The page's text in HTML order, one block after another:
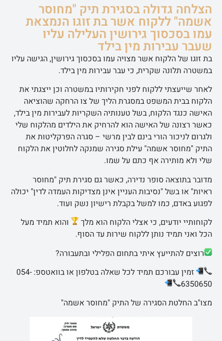
הצלחה גדולה בסגירת תיק "מחוסר
אשמה" ללקוח אשר בת זוגו הנמצאת
עמו בסכסוך גירושין העלילה עליו
שעבר עבירות מין בילד
בת זוגו של הלקוח אשר מצויה עמו בסכסוך גירושין, הגישה עליו
במשטרה תלונה שקרית, כי עבר עבירות מין בילד.
לאחר שייעצתי ללקוח לפני חקירותיו במשטרה וכן ייצגתי את
הלקוח בבית המשפט במסגרת הליך של צו הרחקה שהוציאה
האישה כנגד הלקוח, בשל טענותיה השקריות לעבירות מין בילד,
כאשר רצונה של האישה הוא להרחיק את הילדים מהלקוח שלי
ולגרום לניכור הורי בינם לבין מרשי – סגרה הפרקליטות את
התיק "מחוסר אשמה" עילת סגירה שמנקה לחלוטין את הלקוח
שלי ולא מותירה אף כתם על שמו.
מדובר בתוצאה סופר נדירה, כאשר גם סגירת תיק "מחוסר
ראיות" או בשל "נסיבות העניין אינן מצדיקות העמדה לדין" יכולה
לפגוע באדם, כמו למשל בקבלת רישיון נשק ועוד.
לקוחותיי יודעים, כי אצלי הלקוח הוא מלך
והוא תמיד מעל
הכל ואני תמיד נותן ללקוח שירות עד הסוף.
רוצים להתייעץ איתי בתחום הפלילי ובתעבורה?
זמין עבורכם תמיד לכל שאלה בטלפון או בוואטספ: 054-
6350650
מצו"ב החלטת הסגירה של התיק "מחוסר אשמה"